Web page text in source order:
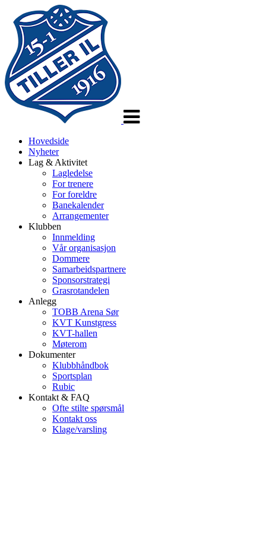
Hovedside
Nyheter
Lag & Aktivitet
Lagledelse
For trenere
For foreldre
Banekalender
Arrangementer
Klubben
Innmelding
Vår organisasjon
Dommere
Samarbeidspartnere
Sponsorstrategi
Grasrotandelen
Anlegg
TOBB Arena Sør
KVT Kunstgress
KVT-hallen
Møterom
Dokumenter
Klubbhåndbok
Sportsplan
Rubic
Kontakt & FAQ
Ofte stilte spørsmål
Kontakt oss
Klage/varsling